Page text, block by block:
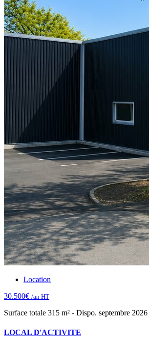
Location
30.500€ /an HT
Surface totale 315 m² - Dispo. septembre 2026
LOCAL D'ACTIVITE